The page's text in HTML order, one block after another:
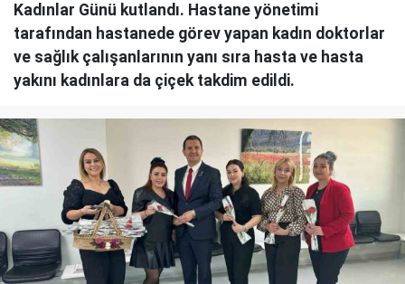
Kadınlar Günü kutlandı. Hastane yönetimi
tarafından hastanede görev yapan kadın doktorlar
ve sağlık çalışanlarının yanı sıra hasta ve hasta
yakını kadınlara da çiçek takdim edildi.